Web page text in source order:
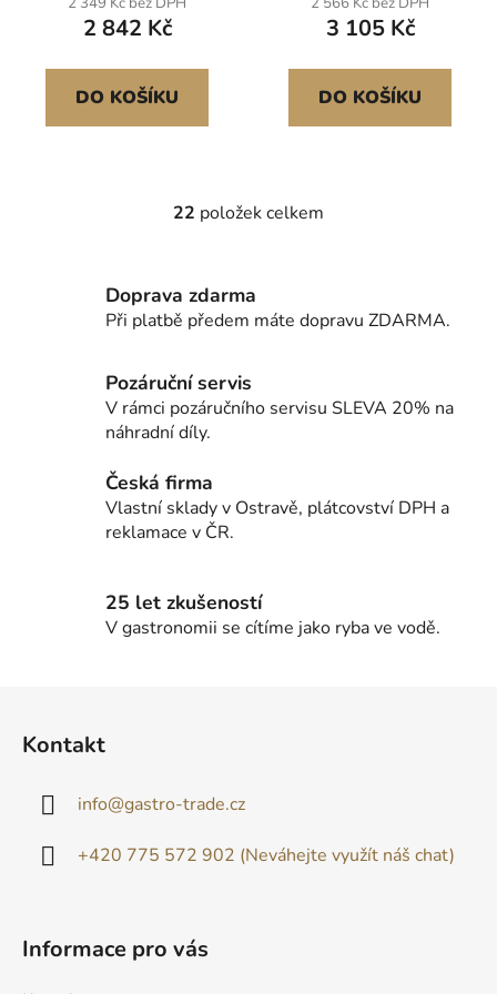
špičatým koncem a
protiskluzovými
výstupky pro pěstování
popínavých rostlin,
2 842 Kč
DO KOŠÍKU
špičatým koncem a
protiskluzovými
výstupky pro pěstování
popínavých rostlin,
3 105 Kč
DO KOŠÍKU
O
á
d
í
p
y
p
i
s
22 položek celkem
Doprava zdarma
Při platbě předem máte dopravu ZDARMA.
Pozáruční servis
V rámci pozáručního servisu SLEVA 20% na
náhradní díly.
Česká firma
Vlastní sklady v Ostravě, plátcovství DPH a
reklamace v ČR.
25 let zkušeností
V gastronomii se cítíme jako ryba ve vodě.
Kontakt
info@gastro-trade.cz
+420 775 572 902 (Neváhejte využít náš chat)
Informace pro vás